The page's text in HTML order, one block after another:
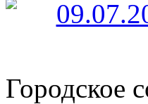
Городское